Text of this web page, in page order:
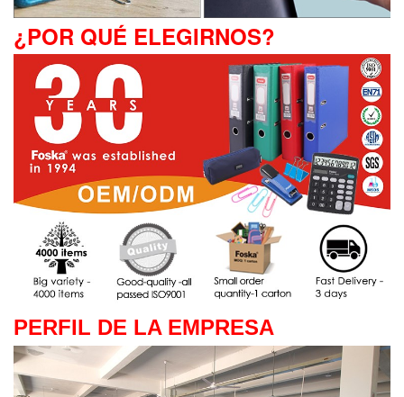
¿POR QUÉ ELEGIRNOS?
PERFIL DE LA EMPRESA